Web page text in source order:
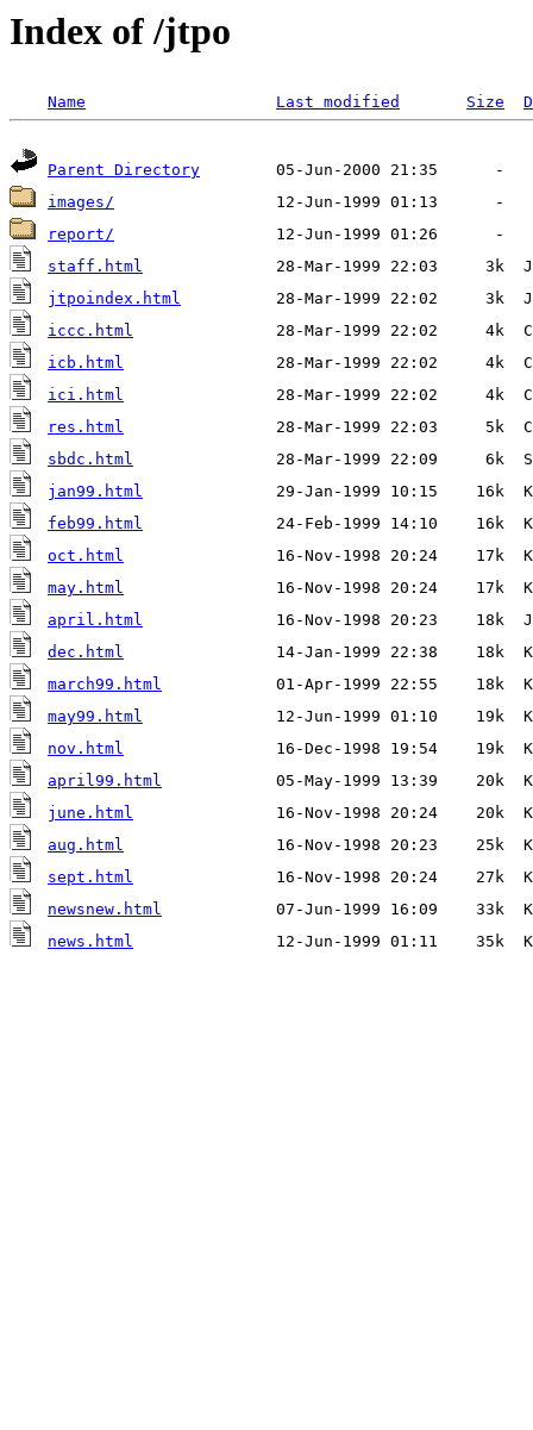
Index of /jtpo
Name Last modified Size
Parent Directory
images/
report/
staff.html
jtpoindex.html
iccc.html
icb.html
ici.html
res.html
sbdc.html
jan99.html
feb99.html
oct.html
may.html
april.html
dec.html
march99.html
may99.html
nov.html
april99.html
june.html
aug.html
sept.html
newsnew.html
news.html